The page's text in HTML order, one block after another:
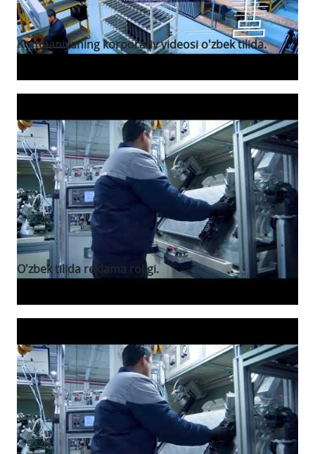
Kompaniyaning korporativ videosi o'zbek tilida.
O'zbek tilida reklama roligi.